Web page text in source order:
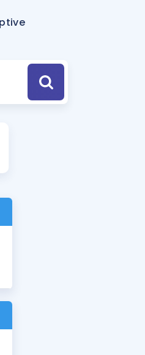
için Öneriler
Tek Takvimde
İlgili Haberler